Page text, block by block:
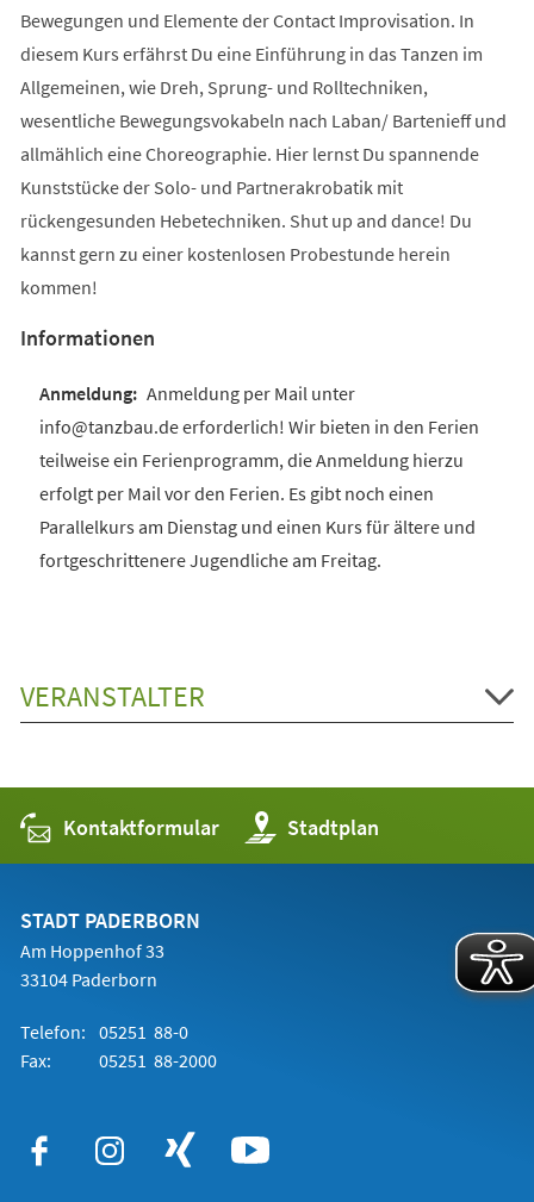
Bewegungen und Elemente der Contact Improvisation. In
diesem Kurs erfährst Du eine Einführung in das Tanzen im
Allgemeinen, wie Dreh, Sprung- und Rolltechniken,
wesentliche Bewegungsvokabeln nach Laban/ Bartenieff und
allmählich eine Choreographie. Hier lernst Du spannende
Kunststücke der Solo- und Partnerakrobatik mit
rückengesunden Hebetechniken. Shut up and dance! Du
kannst gern zu einer kostenlosen Probestunde herein
kommen!
Informationen
Anmeldung per Mail unter
info@tanzbau.de erforderlich! Wir bieten in den Ferien
teilweise ein Ferienprogramm, die Anmeldung hierzu
erfolgt per Mail vor den Ferien. Es gibt noch einen
Parallelkurs am Dienstag und einen Kurs für ältere und
fortgeschrittenere Jugendliche am Freitag.
VERANSTALTER
Kontaktformular Stadtplan
(Öffnet
in
einem
STADT PADERBORN
Am Hoppenhof 33
33104 Paderborn
Telefon: 05251 88-0
Fax:
05251 88-2000